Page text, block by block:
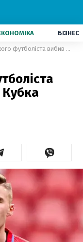
БІЗНЕС
Гол українського футболіста вибив Вільярреал із Кубка Іспанії: відео
Кубка